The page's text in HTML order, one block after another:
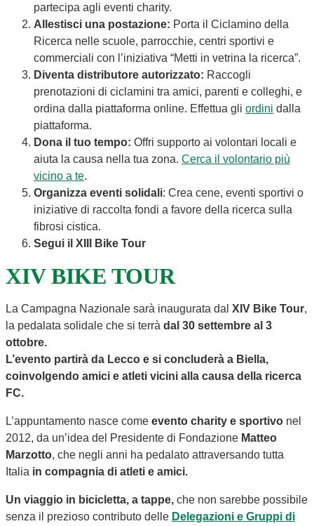
partecipa agli eventi charity.
Allestisci una postazione: Porta il Ciclamino della
Ricerca nelle scuole, parrocchie, centri sportivi e
commerciali con l’iniziativa “Metti in vetrina la ricerca”.
Diventa distributore autorizzato: Raccogli
prenotazioni di ciclamini tra amici, parenti e colleghi, e
ordina dalla piattaforma online. Effettua gli ordini dalla
piattaforma.
Dona il tuo tempo: Offri supporto ai volontari locali e
aiuta la causa nella tua zona. Cerca il volontario più
vicino a te.
Organizza eventi solidali: Crea cene, eventi sportivi o
iniziative di raccolta fondi a favore della ricerca sulla
fibrosi cistica.
Segui il XIII Bike Tour
XIV BIKE TOUR
La Campagna Nazionale sarà inaugurata dal XIV Bike Tour,
la pedalata solidale che si terrà dal 30 settembre al 3
ottobre.
L’evento partirà da Lecco e si concluderà a Biella,
coinvolgendo amici e atleti vicini alla causa della ricerca
FC.
L’appuntamento nasce come evento charity e sportivo nel
2012, da un’idea del Presidente di Fondazione Matteo
Marzotto, che negli anni ha pedalato attraversando tutta
Italia in compagnia di atleti e amici.
Un viaggio in bicicletta, a tappe, che non sarebbe possibile
senza il prezioso contributo delle Delegazioni e Gruppi di